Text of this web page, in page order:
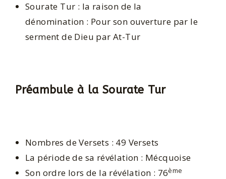
Sourate Tur : la raison de la
dénomination : Pour son ouverture par le
serment de Dieu par At-Tur
Préambule à la Sourate Tur
Nombres de Versets : 49 Versets
La période de sa révélation : Mécquoise
Son ordre lors de la révélation : 76ème